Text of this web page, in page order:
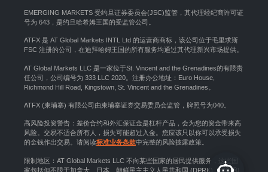
EMERGING MARKETS 受约旦证券委员会(JSC)监管，其代理经纪商许可证
号为 643，是约旦哈希姆王国的受监管公司。
ATFX 是 AT Global Markets INTL Ltd 的运营商商标，该公司位于毛里求斯
FSC 注册的公司，在迪拜哈姆王国的所有服务均通过其代理新兴市场提供。
AT Global Markets LLC 是一家位于St. Vincent and the Grenadines的有限责
任公司，公司编号为 333 LLC 2020。注册办公地址：Euro House,
Richmond Hill Road, Kingstown, St. Vincent and the Grenadines。
ATFX (柬埔寨) 有限公司由柬埔寨证券交易委员会监管，牌照号为040。
高风险投资警告：差价合约和外汇保证金是杠杆产品，会为您的资金带来高
风险。交易不适合所有人，损失可能超过入金。您应该只以你可以承受损失
的金钱作出交易。请阅读标准业务条款中完整的风险披露政策。
限制地区：AT Global Markets LLC 不向某些国家的居民提供服务，这些国
家包括但不限于加拿大、日本、朝鲜民主主义人民共和国 (DPRK)、伊朗和